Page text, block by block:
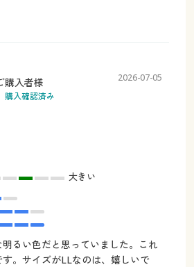
購入者様
購入確認済み
2026-07-05
大きい
るい色だと思っていました。これ
。サイズがLLなのは、嬉しいで